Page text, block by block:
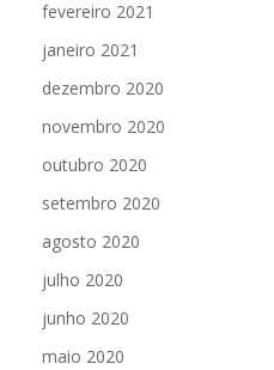
fevereiro 2021
janeiro 2021
dezembro 2020
novembro 2020
outubro 2020
setembro 2020
agosto 2020
julho 2020
junho 2020
maio 2020